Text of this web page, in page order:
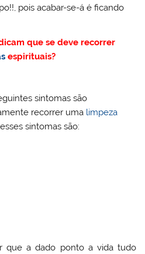
pois acabar-se-á é ficando
que se deve recorrer
espirituais?
sintomas são
recorrer uma limpeza
sintomas são:
que a dado ponto a vida tudo